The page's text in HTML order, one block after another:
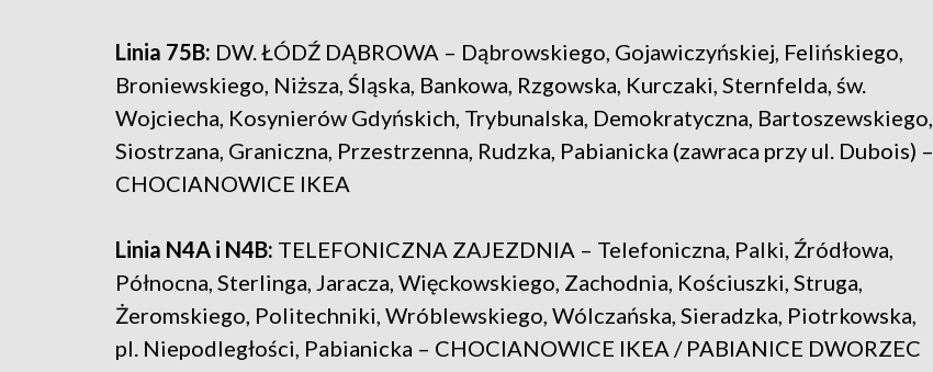
Linia 75B: DW. ŁÓDŹ DĄBROWA – Dąbrowskiego, Gojawiczyńskiej, Felińskiego,
Broniewskiego, Niższa, Śląska, Bankowa, Rzgowska, Kurczaki, Sternfelda, św.
Wojciecha, Kosynierów Gdyńskich, Trybunalska, Demokratyczna, Bartoszewskiego,
Siostrzana, Graniczna, Przestrzenna, Rudzka, Pabianicka (zawraca przy ul. Dubois) –
CHOCIANOWICE IKEA
Linia N4A i N4B: TELEFONICZNA ZAJEZDNIA – Telefoniczna, Palki, Źródłowa,
Północna, Sterlinga, Jaracza, Więckowskiego, Zachodnia, Kościuszki, Struga,
Żeromskiego, Politechniki, Wróblewskiego, Wólczańska, Sieradzka, Piotrkowska,
pl. Niepodległości, Pabianicka – CHOCIANOWICE IKEA / PABIANICE DWORZEC